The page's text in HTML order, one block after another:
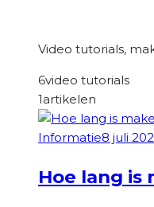
Video tutorials,
6video tutorials
1artikelen
Informatie8 juli
Hoe lang is